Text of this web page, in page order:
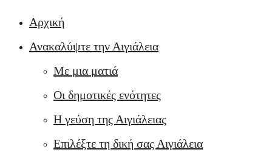
Αρχική
Ανακαλύψτε την Αιγιάλεια
Με μια ματιά
Οι δημοτικές ενότητες
Η γεύση της Αιγιάλειας
Επιλέξτε τη δική σας Αιγιάλεια